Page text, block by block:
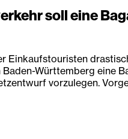
soll eine
Einkaufstouristen
Württemberg eine
vorzulegen.